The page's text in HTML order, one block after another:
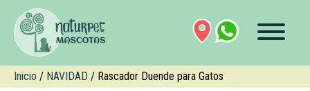
Inicio / NAVIDAD / Rascador Duende para Gatos